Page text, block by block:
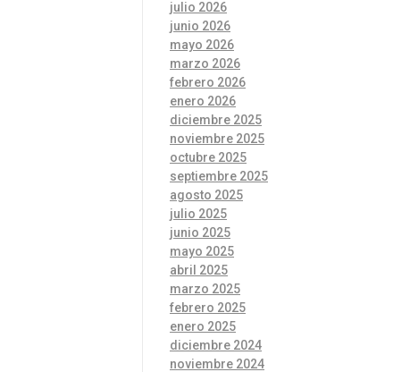
julio 2026
junio 2026
mayo 2026
marzo 2026
febrero 2026
enero 2026
diciembre 2025
noviembre 2025
octubre 2025
septiembre 2025
agosto 2025
julio 2025
junio 2025
mayo 2025
abril 2025
marzo 2025
febrero 2025
enero 2025
diciembre 2024
noviembre 2024